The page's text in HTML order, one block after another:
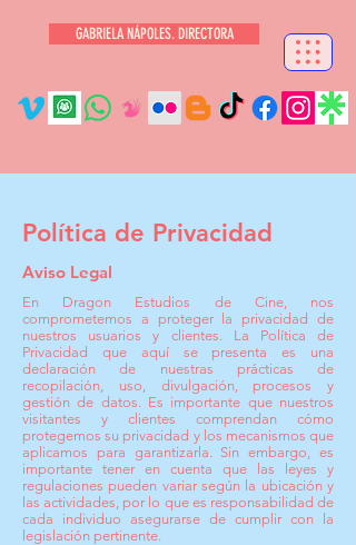
GABRIELA NÁPOLES. DIRECTORA
Política de Privacidad
Aviso Legal
En Dragon Estudios de Cine, nos
comprometemos a proteger la privacidad de
nuestros usuarios y clientes. La Política de
Privacidad que aquí se presenta es una
declaración de nuestras prácticas de
recopilación, uso, divulgación, procesos y
gestión de datos. Es importante que nuestros
visitantes y clientes comprendan cómo
protegemos su privacidad y los mecanismos que
aplicamos para garantizarla. Sin embargo, es
importante tener en cuenta que las leyes y
regulaciones pueden variar según la ubicación y
las actividades, por lo que es responsabilidad de
cada individuo asegurarse de cumplir con la
legislación pertinente.